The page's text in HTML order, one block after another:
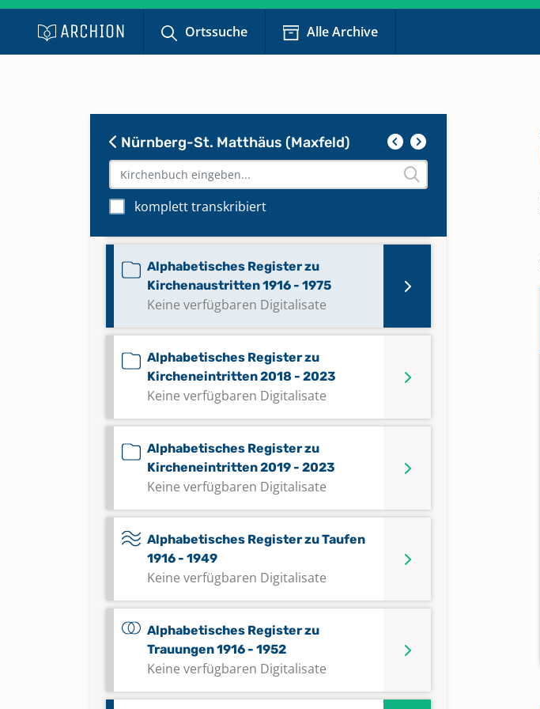
Ortssuche Alle Archive
Nürnberg-St. Matthäus (Maxfeld)
komplett transkribiert
Abendmahl 1981 - 2007
Keine verfügbaren Digitalisate
Bestattungen 1916 - 1949
Alphabetisches Register zu
Kirchenaustritten 1916 - 1975
Keine verfügbaren Digitalisate
Alphabetisches Register zu
Kircheneintritten 2018 - 2023
Keine verfügbaren Digitalisate
Alphabetisches Register zu
Kircheneintritten 2019 - 2023
Keine verfügbaren Digitalisate
Alphabetisches Register zu Taufen
1916 - 1949
Keine verfügbaren Digitalisate
Alphabetisches Register zu
Trauungen 1916 - 1952
Keine verfügbaren Digitalisate